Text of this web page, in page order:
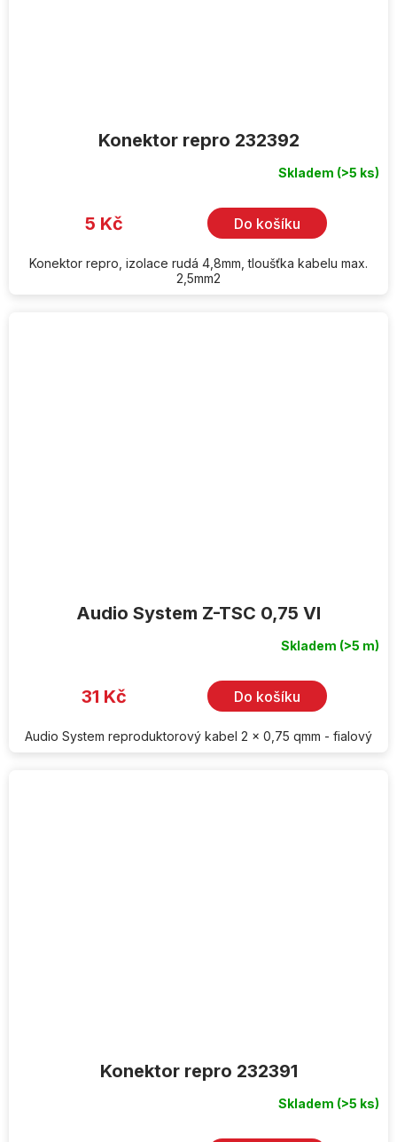
Konektor repro 232392
Skladem (>5 ks)
5 Kč Do košíku
Konektor repro, izolace rudá 4,8mm, tloušťka kabelu max.
2,5mm2
Audio System Z-TSC 0,75 VI
Skladem (>5 m)
31 Kč Do košíku
Audio System reproduktorový kabel 2 x 0,75 qmm - fialový
Konektor repro 232391
Skladem (>5 ks)